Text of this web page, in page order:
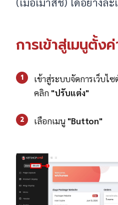
การเข้าสู่เมนูตั้ง
1
เข้าสู่ระบบจัดการเว็บไ
คลิก "ปรับแต่ง"
2 เลือกเมนู "Button"